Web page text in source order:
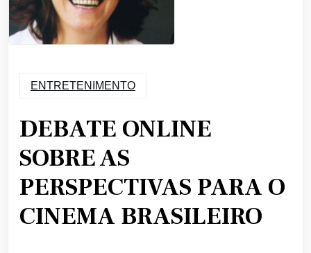
ENTRETENIMENTO
DEBATE ONLINE
SOBRE AS
PERSPECTIVAS PARA O
CINEMA BRASILEIRO